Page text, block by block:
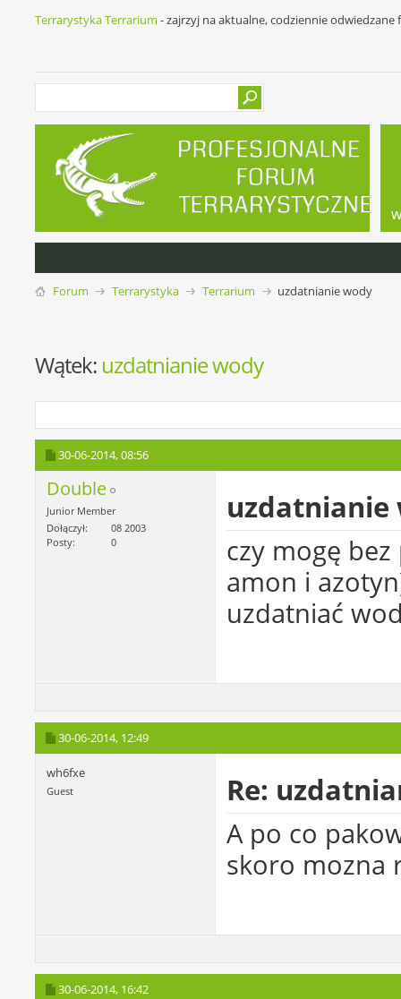
Terrarystyka Terrarium - zajrzyj na aktualne, codziennie
Forum Terrarystyka Terrarium uzdatnianie wody
Wątek: uzdatnianie wody
30-06-2014,08:56
Double
Junior Member
Dołączył
08 2003
Posty
0
uzdatnianie
czy mogę
amon i
uzdatniać
30-06-2014, 12:49
wh6fxe
Guest Re:
A po co
skoro mozna
30-06-2014, 16:42